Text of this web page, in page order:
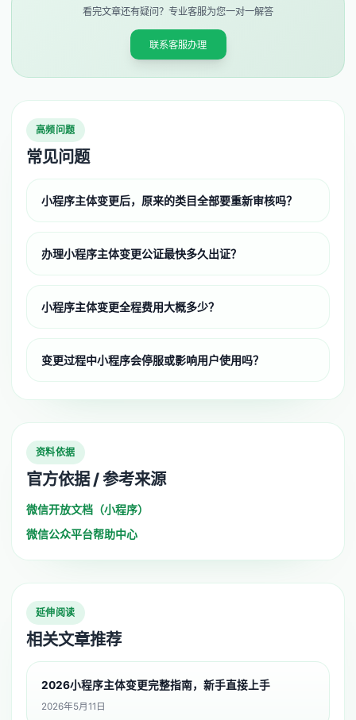
看完文章还有疑问？专业客服为您一对一解答
联系客服办理
高频问题
常见问题
小程序主体变更后，原来的类目全部要重新审核吗？
办理小程序主体变更公证最快多久出证？
小程序主体变更全程费用大概多少？
变更过程中小程序会停服或影响用户使用吗？
资料依据
官方依据 / 参考来源
微信开放文档（小程序）
微信公众平台帮助中心
延伸阅读
相关文章推荐
2026小程序主体变更完整指南，新手直接上手
2026年5月11日